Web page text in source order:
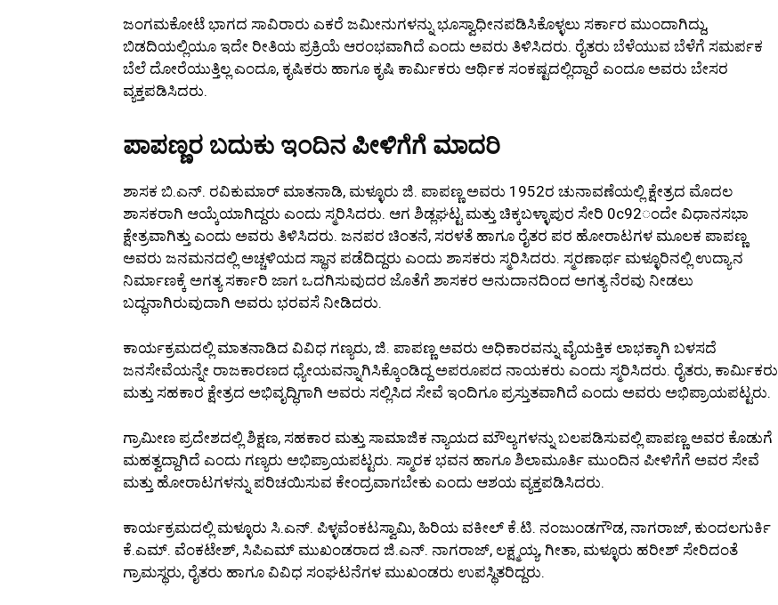
ಜಂಗಮಕೋಟೆ ಭಾಗದ ಸಾವಿರಾರು ಎಕರೆ ಜಮೀನುಗಳನ್ನು ಭೂಸ್ವಾಧೀನಪಡಿಸಿಕೊಳ್ಳಲು ಸರ್ಕಾರ ಮುಂದಾಗಿದ್ದು,
ಬಿಡದಿಯಲ್ಲಿಯೂ ಇದೇ ರೀತಿಯ ಪ್ರಕ್ರಿಯೆ ಆರಂಭವಾಗಿದೆ ಎಂದು ಅವರು ತಿಳಿಸಿದರು. ರೈತರು ಬೆಳೆಯುವ ಬೆಳೆಗೆ ಸಮರ್ಪಕ
ಬೆಲೆ ದೋರೆಯುತ್ತಿಲ್ಲ ಎಂದೂ, ಕೃಷಿಕರು ಹಾಗೂ ಕೃಷಿ ಕಾರ್ಮಿಕರು ಆರ್ಥಿಕ ಸಂಕಷ್ಟದಲ್ಲಿದ್ದಾರೆ ಎಂದೂ ಅವರು ಬೇಸರ
ವ್ಯಕ್ತಪಡಿಸಿದರು.
ಪಾಪಣ್ಣರ ಬದುಕು ಇಂದಿನ ಪೀಳಿಗೆಗೆ ಮಾದರಿ
ಶಾಸಕ ಬಿ.ಎನ್. ರವಿಕುಮಾರ್ ಮಾತನಾಡಿ, ಮಳ್ಳೂರು ಜಿ. ಪಾಪಣ್ಣ ಅವರು 1952ರ ಚುನಾವಣೆಯಲ್ಲಿ ಕ್ಷೇತ್ರದ ಮೊದಲ
ಶಾಸಕರಾಗಿ ಆಯ್ಕೆಯಾಗಿದ್ದರು ಎಂದು ಸ್ಮರಿಸಿದರು. ಆಗ ಶಿಡ್ಲಘಟ್ಟ ಮತ್ತು ಚಿಕ್ಕಬಳ್ಳಾಪುರ ಸೇರಿ 0c92ಂದೇ ವಿಧಾನಸಭಾ
ಕ್ಷೇತ್ರವಾಗಿತ್ತು ಎಂದು ಅವರು ತಿಳಿಸಿದರು. ಜನಪರ ಚಿಂತನೆ, ಸರಳತೆ ಹಾಗೂ ರೈತರ ಪರ ಹೋರಾಟಗಳ ಮೂಲಕ ಪಾಪಣ್ಣ
ಅವರು ಜನಮನದಲ್ಲಿ ಅಚ್ಚಳಿಯದ ಸ್ಥಾನ ಪಡೆದಿದ್ದರು ಎಂದು ಶಾಸಕರು ಸ್ಮರಿಸಿದರು. ಸ್ಮರಣಾರ್ಥ ಮಳ್ಳೂರಿನಲ್ಲಿ ಉದ್ಯಾನ
ನಿರ್ಮಾಣಕ್ಕೆ ಅಗತ್ಯ ಸರ್ಕಾರಿ ಜಾಗ ಒದಗಿಸುವುದರ ಜೊತೆಗೆ ಶಾಸಕರ ಅನುದಾನದಿಂದ ಅಗತ್ಯ ನೆರವು ನೀಡಲು
ಬದ್ಧನಾಗಿರುವುದಾಗಿ ಅವರು ಭರವಸೆ ನೀಡಿದರು.
ಕಾರ್ಯಕ್ರಮದಲ್ಲಿ ಮಾತನಾಡಿದ ವಿವಿಧ ಗಣ್ಯರು, ಜಿ. ಪಾಪಣ್ಣ ಅವರು ಅಧಿಕಾರವನ್ನು ವೈಯಕ್ತಿಕ ಲಾಭಕ್ಕಾಗಿ ಬಳಸದೆ
ಜನಸೇವೆಯನ್ನೇ ರಾಜಕಾರಣದ ಧ್ಯೇಯವನ್ನಾಗಿಸಿಕ್ಕೊಂಡಿದ್ದ ಅಪರೂಪದ ನಾಯಕರು ಎಂದು ಸ್ಮರಿಸಿದರು. ರೈತರು, ಕಾರ್ಮಿಕರು
ಮತ್ತು ಸಹಕಾರ ಕ್ಷೇತ್ರದ ಅಭಿವೃದ್ಧಿಗಾಗಿ ಅವರು ಸಲ್ಲಿಸಿದ ಸೇವೆ ಇಂದಿಗೂ ಪ್ರಸ್ತುತವಾಗಿದೆ ಎಂದು ಅವರು ಅಭಿಪ್ರಾಯಪಟ್ಟರು.
ಗ್ರಾಮೀಣ ಪ್ರದೇಶದಲ್ಲಿ ಶಿಕ್ಷಣ, ಸಹಕಾರ ಮತ್ತು ಸಾಮಾಜಿಕ ನ್ಯಾಯದ ಮೌಲ್ಯಗಳನ್ನು ಬಲಪಡಿಸುವಲ್ಲಿ ಪಾಪಣ್ಣ ಅವರ ಕೊಡುಗೆ
ಮಹತ್ವದ್ದಾಗಿದೆ ಎಂದು ಗಣ್ಯರು ಅಭಿಪ್ರಾಯಪಟ್ಟರು. ಸ್ಮಾರಕ ಭವನ ಹಾಗೂ ಶಿಲಾಮೂರ್ತಿ ಮುಂದಿನ ಪೀಳಿಗೆಗೆ ಅವರ ಸೇವೆ
ಮತ್ತು ಹೋರಾಟಗಳನ್ನು ಪರಿಚಯಿಸುವ ಕೇಂದ್ರವಾಗಬೇಕು ಎಂದು ಆಶಯ ವ್ಯಕ್ತಪಡಿಸಿದರು.
ಕಾರ್ಯಕ್ರಮದಲ್ಲಿ ಮಳ್ಳೂರು ಸಿ.ಎನ್. ಪಿಳ್ಳವೆಂಕಟಸ್ವಾಮಿ, ಹಿರಿಯ ವಕೀಲ್ ಕೆ.ಟಿ. ನಂಜುಂಡಗೌಡ, ನಾಗರಾಜ್, ಕುಂದಲಗುರ್ಕಿ
ಕೆ.ಎಮ್. ವೆಂಕಟೇಶ್, ಸಿಪಿಎಮ್ ಮುಖಂಡರಾದ ಜಿ.ಎನ್. ನಾಗರಾಜ್, ಲಕ್ಷ್ಮಯ್ಯ, ಗೀತಾ, ಮಳ್ಳೂರು ಹರೀಶ್ ಸೇರಿದಂತೆ
ಗ್ರಾಮಸ್ಥರು, ರೈತರು ಹಾಗೂ ವಿವಿಧ ಸಂಘಟನೆಗಳ ಮುಖಂಡರು ಉಪಸ್ಥಿತರಿದ್ದರು.